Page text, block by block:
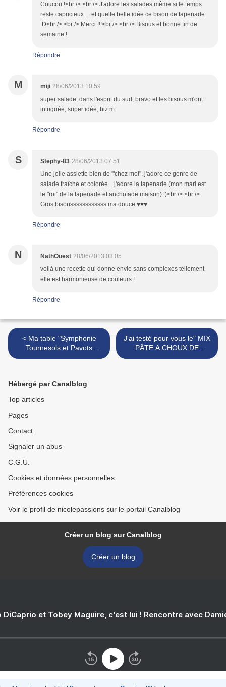
Coucou !<br /> <br /> J'adore les salades même si le temps
reste capricieux ... et quelle belle idée ce bisou de tapenade
:D<br /> <br /> Merci !!!<br /> <br /> Bisous et bonne fin de
semaine !
Répondre
M miji 28/06/2013 10:59
super salade, dans l'esprit du sud, bravo et les bisous m'ont
intriguée, super idée, biz m.
Répondre
S Stephy-83 28/06/2013 07:51
Une jolie assiette bien de '"chez moi", j'adore ce genre de
salade fraîche et colorée... j'adore la tapenade (mon mari est
le "roi" de la tapenade et anchoïade maison) :)<br /> <br />
Gros bisoussssssssssss ma douce ♥♥♥
Répondre
N NathOuest 28/06/2013 03:05
voilà une recette qui donne envie sans complexes tellement
elle est harmonieuse de couleurs !
Répondre
< Ma table "Symphonie
Tournesols et Pavots
blancs"
J'ai testé pour vous le" MIX
PÂTE A CHOUX DE
PROTEGG" + Photos pour
Hébergé par Canalblog
Top articles
Pages
Contact
Signaler un abus
C.G.U.
Cookies et données personnelles
Préférences cookies
Voir le profil de nicolepassions sur le portail Canalblog
Créer un blog sur Canalblog
Créer un blog
DiCaprio et Tobey Maguire, c'est lui ! Rencontre avec